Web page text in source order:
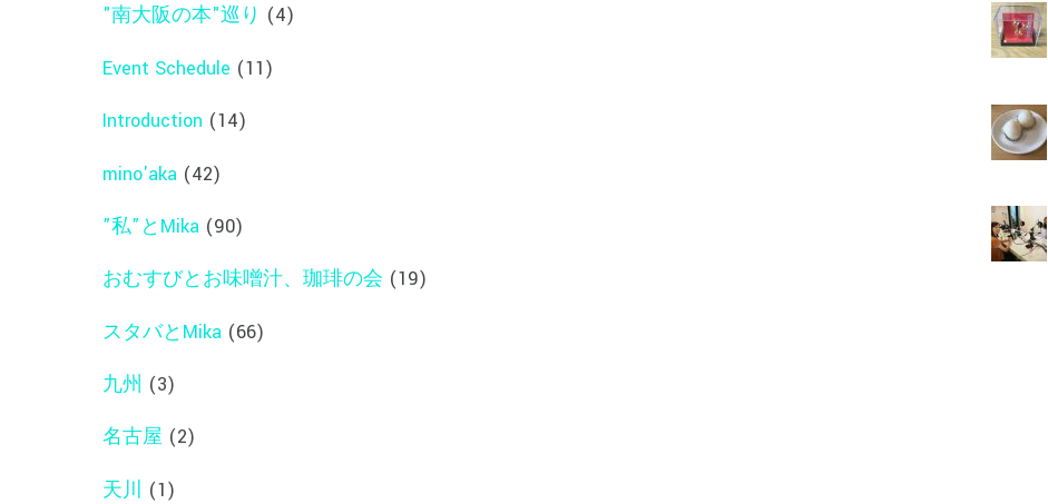
"南大阪の本"巡り (4)
Event Schedule (11)
Introduction (14)
mino'aka (42)
”私”とMika (90)
おむすびとお味噌汁、珈琲の会 (19)
スタバとMika (66)
九州 (3)
名古屋 (2)
天川 (1)